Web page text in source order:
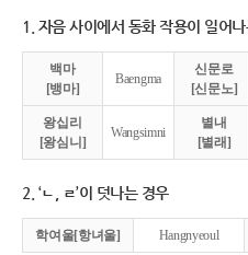
1. 자음 사이에서 동화 작용이 일어
백마
[뱅마]
Baengma
신문로
[신문노]
왕십리
[왕심니]
Wangsimni
별내
[별래]
2. ‘ㄴ, ㄹ’이 덧나는 경우
학여울[항녀울] Hangnyeoul